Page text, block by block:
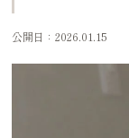
公開日：2026.01.15